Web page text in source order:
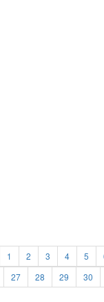
1 2 3 4 5
27 28 29 30